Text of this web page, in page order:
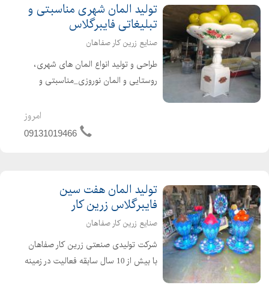
تولید المان شهری مناسبتی و
تبلیغاتی فایبرگلاس
صنایع زرین کار صفاهان
طراحی و تولید انواع المان های شهری،
روستایی و المان نوروزی_مناسبتی و
انواع تندیس و مجسمه های شهری باامروز
09131019466
تولید المان هفت سین
فایبرگلاس زرین کار
صنایع زرین کار صفاهان
شرکت تولیدی صنعتی زرین کار صفاهان
با بیش از 10 سال سابقه فعالیت در زمینه